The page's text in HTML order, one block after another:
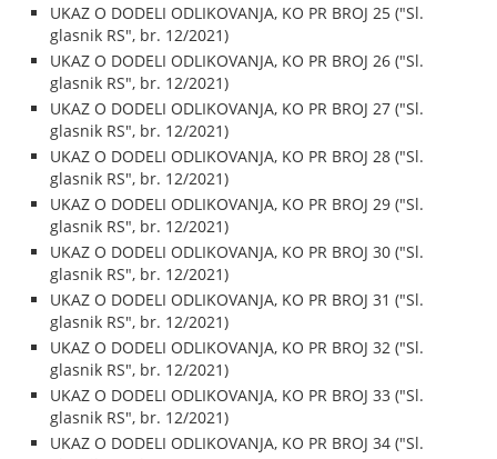
UKAZ O DODELI ODLIKOVANJA, KO PR BROJ 25 ("Sl.
glasnik RS", br. 12/2021)
UKAZ O DODELI ODLIKOVANJA, KO PR BROJ 26 ("Sl.
glasnik RS", br. 12/2021)
UKAZ O DODELI ODLIKOVANJA, KO PR BROJ 27 ("Sl.
glasnik RS", br. 12/2021)
UKAZ O DODELI ODLIKOVANJA, KO PR BROJ 28 ("Sl.
glasnik RS", br. 12/2021)
UKAZ O DODELI ODLIKOVANJA, KO PR BROJ 29 ("Sl.
glasnik RS", br. 12/2021)
UKAZ O DODELI ODLIKOVANJA, KO PR BROJ 30 ("Sl.
glasnik RS", br. 12/2021)
UKAZ O DODELI ODLIKOVANJA, KO PR BROJ 31 ("Sl.
glasnik RS", br. 12/2021)
UKAZ O DODELI ODLIKOVANJA, KO PR BROJ 32 ("Sl.
glasnik RS", br. 12/2021)
UKAZ O DODELI ODLIKOVANJA, KO PR BROJ 33 ("Sl.
glasnik RS", br. 12/2021)
UKAZ O DODELI ODLIKOVANJA, KO PR BROJ 34 ("Sl.